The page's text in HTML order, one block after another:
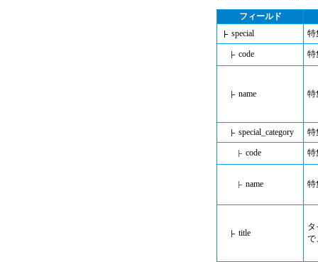
フィールド
special
特
code 特
name 特
special_category 特
code 特
name 特
title
で